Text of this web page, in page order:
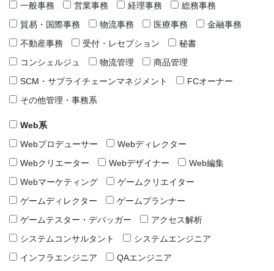
一般事務
営業事務 経理事務
総務事務
貿易・国際事務
物流事務 医療事務
金融事務
不動産事務
受付・レセプション
秘書
コンシェルジュ
物流管理
商品管理
SCM・サプライチェーンマネジメント
FCオーナー
その他管理・事務系
Web系
Webプロデューサー
Webディレクター
Webクリエーター
Webデザイナー
Web編集
Webマーケティング
ゲームクリエイター
ゲームディレクター
ゲームプランナー
ゲームテスター・デバッガー
アクセス解析
システムコンサルタント
システムエンジニア
インフラエンジニア
QAエンジニア